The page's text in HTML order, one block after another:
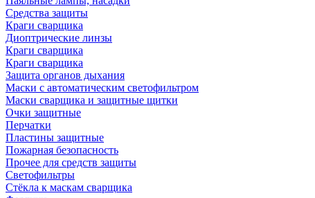
Средства защиты
Краги сварщика
Диоптрические линзы
Краги сварщика
Краги сварщика
Защита органов дыхания
Маски с автоматическим светофильтром
Маски сварщика и защитные щитки
Очки защитные
Перчатки
Пластины защитные
Пожарная безопасность
Прочее для средств защиты
Светофильтры
Стёкла к маскам сварщика